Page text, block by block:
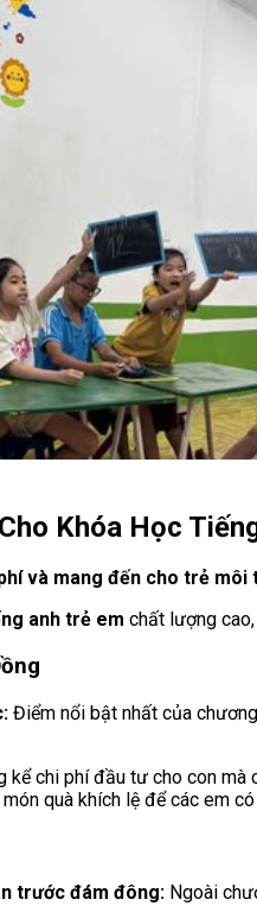
Khóa Học
và mang đến cho trẻ
anh trẻ em chất lượng
Điểm nổi bật nhất của
chi phí đầu tư cho con
quà khích lệ để các em
trước đám đông: Ngoài